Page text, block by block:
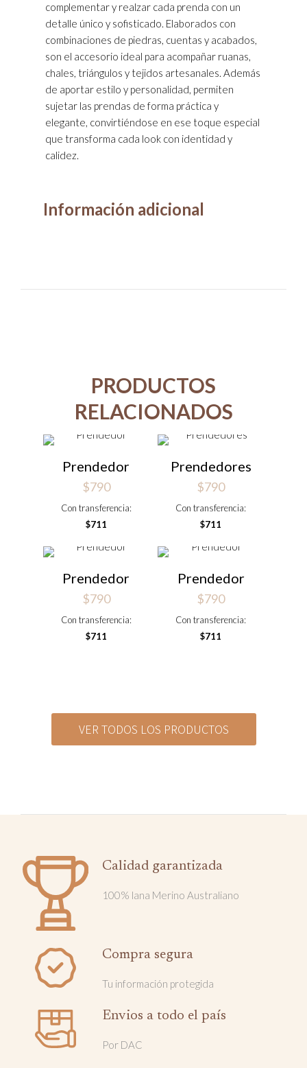
complementar y realzar cada prenda con un
detalle único y sofisticado. Elaborados con
combinaciones de piedras, cuentas y acabados,
son el accesorio ideal para acompañar ruanas,
chales, triángulos y tejidos artesanales. Además
de aportar estilo y personalidad, permiten
sujetar las prendas de forma práctica y
elegante, convirtiéndose en ese toque especial
que transforma cada look con identidad y
calidez.
Información adicional
PRODUCTOS
RELACIONADOS
Prendedor
$790
Con transferencia:
$711
Prendedores
$790
Con transferencia:
$711
Prendedor
$790
Con transferencia:
$711
Prendedor
$790
Con transferencia:
$711
VER TODOS LOS PRODUCTOS
Calidad garantizada
100% lana Merino Australiano
Compra segura
Tu información protegida
Envios a todo el país
Por DAC